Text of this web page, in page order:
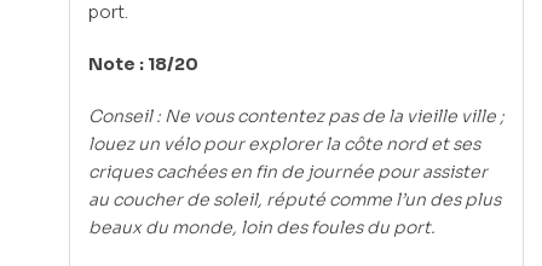
port.
Note : 18/20
Conseil : Ne vous contentez pas de la vieille ville ;
louez un vélo pour explorer la côte nord et ses
criques cachées en fin de journée pour assister
au coucher de soleil, réputé comme l’un des plus
beaux du monde, loin des foules du port.